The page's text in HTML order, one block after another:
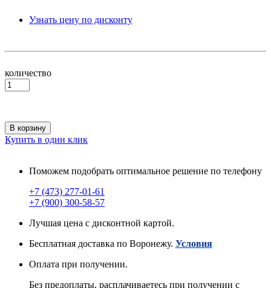
Узнать цену по дисконту
количество
В корзину
Купить в один клик
Поможем подобрать оптимальное решение по телефону
+7 (473) 277-01-61
+7 (900) 300-58-57
Лучшая цена с дисконтной картой.
Бесплатная доставка по Воронежу. Условия
Оплата при получении.
Без предоплаты, расплачиваетесь при получении с